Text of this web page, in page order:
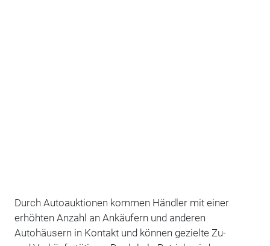
Durch Autoauktionen kommen Händler mit einer
erhöhten Anzahl an Ankäufern und anderen
Autohäusern in Kontakt und können gezielte Zu-